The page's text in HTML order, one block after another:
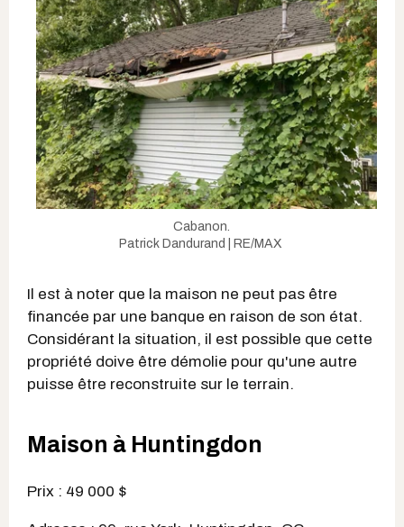
Cabanon.
Patrick Dandurand | RE/MAX
Il est à noter que la maison ne peut pas être
financée par une banque en raison de son état.
Considérant la situation, il est possible que cette
propriété doive être démolie pour qu'une autre
puisse être reconstruite sur le terrain.
Maison à Huntingdon
Prix : 49 000 $